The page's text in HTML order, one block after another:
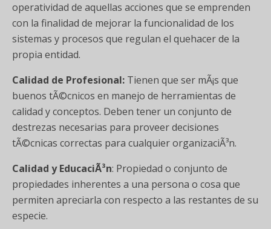
operatividad de aquellas acciones que se emprenden
con la finalidad de mejorar la funcionalidad de los
sistemas y procesos que regulan el quehacer de la
propia entidad.
Calidad de Profesional: Tienen que ser mÃ¡s que
buenos tÃ©cnicos en manejo de herramientas de
calidad y conceptos. Deben tener un conjunto de
destrezas necesarias para proveer decisiones
tÃ©cnicas correctas para cualquier organizaciÃ³n.
Calidad y EducaciÃ³n: Propiedad o conjunto de
propiedades inherentes a una persona o cosa que
permiten apreciarla con respecto a las restantes de su
especie.